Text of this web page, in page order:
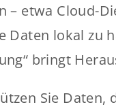
– etwa Cloud-
Daten lokal zu
bringt
Sie Daten,